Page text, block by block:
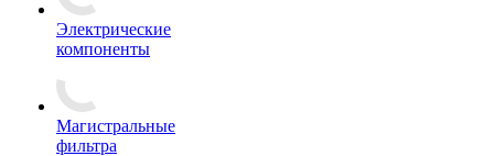
Электрические
компоненты
Магистральные
фильтра